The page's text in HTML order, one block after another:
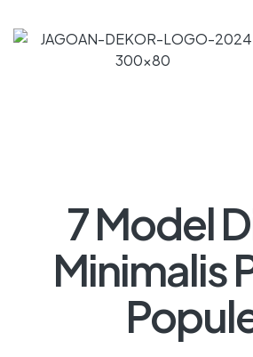
7 Model
Minimalis